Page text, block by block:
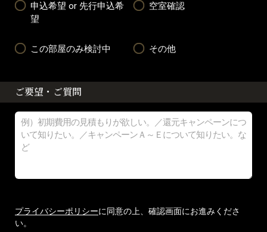
申込希望 or 先行申込希
望
空室確認
この部屋のみ検討中 その他
ご要望・ご質問
プライバシーポリシーに同意の上、確認画面にお進みくださ
い。